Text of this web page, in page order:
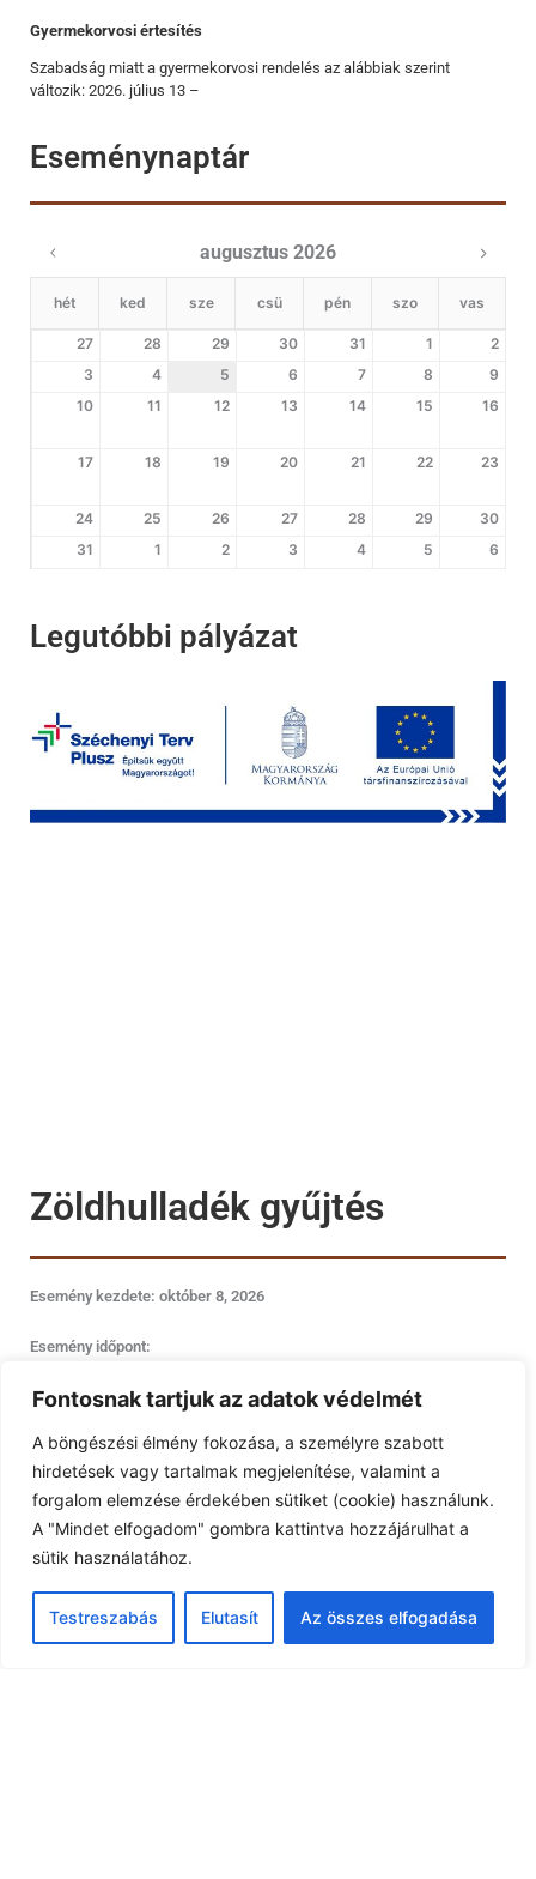
Fontosnak tartjuk az adatok védelmét
A böngészési élmény fokozása, a személyre szabott
hirdetések vagy tartalmak megjelenítése, valamint a
forgalom elemzése érdekében sütiket (cookie) használunk.
A "Mindet elfogadom" gombra kattintva hozzájárulhat a
sütik használatához.
Testreszabás Elutasít Az összes elfogadása
Gyermekorvosi értesítés
Szabadság miatt a gyermekorvosi rendelés az alábbiak szerint
változik: 2026. július 13 –
Eseménynaptár
augusztus 2026
hét ked sze csü pén szo vas
27 28 29 30 31 1
2
3
4 5 6 7 8
9
10
11 12 13 14 15 16
17 18 19 20 21 22 23
24 25 26 27 28 29
30
31
1 2 3 4 5 6
Legutóbbi pályázat
Zöldhulladék gyűjtés
Esemény kezdete: október 8, 2026
Esemény időpont: